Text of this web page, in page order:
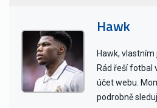
Hawk
Hawk,
Rád řeší fotbal
účet webu.
podrobně